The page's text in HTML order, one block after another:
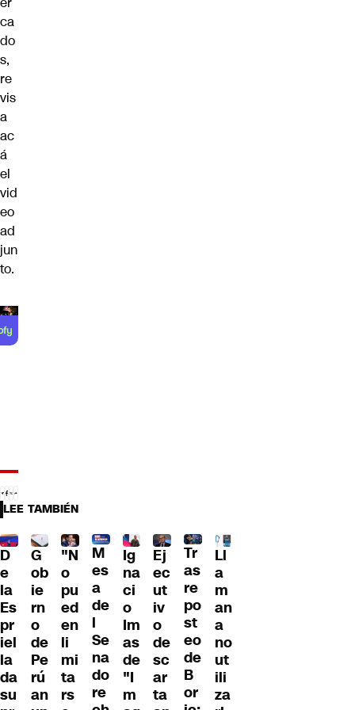
ca
do
s,
re
vis
a
ac
á
el
vid
eo
ad
jun
to.
LEE TAMBIÉN
D
e
la
Es
pr
iel
la
da
su
G
ob
ie
rn
o
de
Pe
rú
an
"N
o
pu
ed
en
li
mi
ta
rs
M
es
a
de
l
Se
na
do
re
Ig
na
ci
o
Im
as
de
"I
m
Ej
ec
ut
iv
o
de
sc
ar
ta
Tr
as
re
po
st
eo
de
B
or
Ll
a
m
an
a
no
ut
ili
za